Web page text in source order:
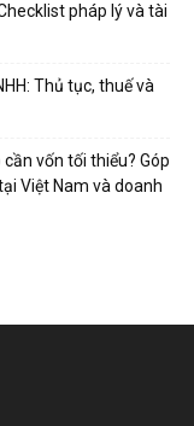
pháp lý và tài
Thủ tục, thuế và
vốn tối thiểu? Góp
Việt Nam và doanh